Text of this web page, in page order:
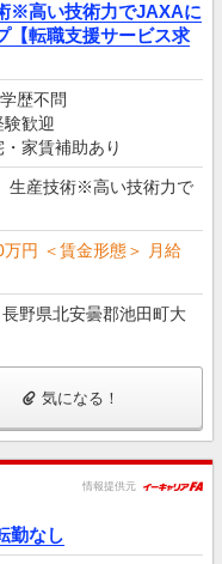
※高い技術力でJAXAに
【転職支援サービス求
学歴不問
験歓迎
・家賃補助あり
生産技術※高い技術力で
円 ＜賃金形態＞ 月給
野県北安曇郡池田町大
気になる！
情報提供元
勤なし